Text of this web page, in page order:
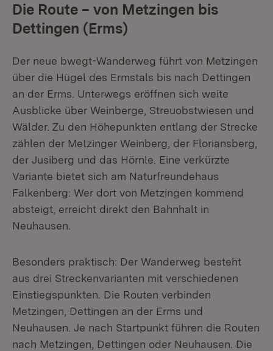
Die Route – von Metzingen bis
Dettingen (Erms)
Der neue bwegt-Wanderweg führt von Metzingen
über die Hügel des Ermstals bis nach Dettingen
an der Erms. Unterwegs eröffnen sich weite
Ausblicke über Weinberge, Streuobstwiesen und
Wälder. Zu den Höhepunkten entlang der Strecke
zählen der Metzinger Weinberg, der Floriansberg,
der Jusiberg und das Hörnle. Eine verkürzte
Variante bietet sich am Naturfreundehaus
Falkenberg: Wer dort von Metzingen kommend
absteigt, erreicht direkt den Bahnhalt in
Neuhausen.
Besonders praktisch: Der Wanderweg besteht
aus drei Streckenvarianten mit verschiedenen
Einstiegspunkten. Die Routen verbinden
Metzingen, Dettingen an der Erms und
Neuhausen. Je nach Startpunkt führen die Routen
nach Metzingen, Dettingen oder Neuhausen. Die